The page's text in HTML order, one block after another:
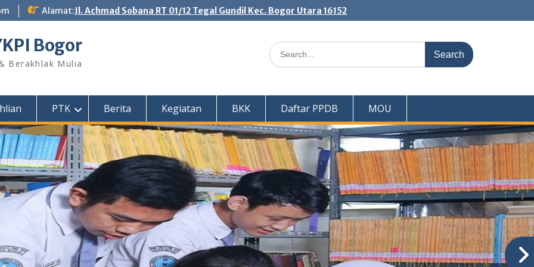
Alamat:Jl. Achmad Sobana RT 01/12 Tegal Gundil Kec. Bogor Utara 16152
Bogor
Berakhlak Mulia
Search
for:
PTK Berita Kegiatan BKK Daftar PPDB MOU